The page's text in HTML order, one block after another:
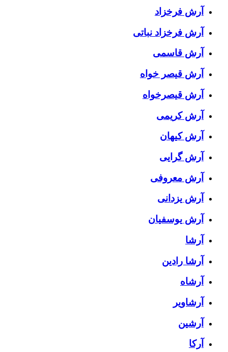
آرش فرخزاد
آرش فرخزاد نباتی
آرش قاسمی
آرش قیصر خواه
آرش قیصرخواه
آرش کریمی
آرش کیهان
آرش گرایی
آرش معروفی
آرش یزدانی
آرش یوسفیان
آرشا
آرشا رادین
آرشاه
آرشاویر
آرشین
آرکا